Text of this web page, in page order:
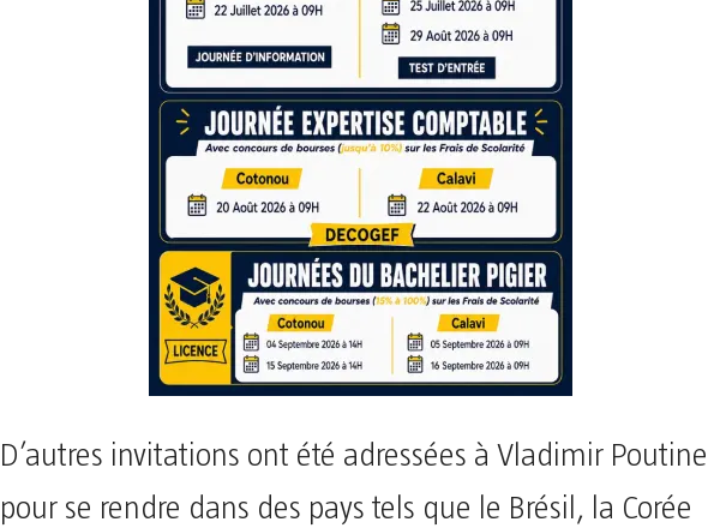
D’autres invitations ont été adressées à Vladimir Poutine
pour se rendre dans des pays tels que le Brésil, la Corée